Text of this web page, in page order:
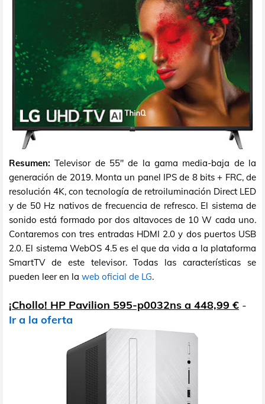
Resumen: Televisor de 55" de la gama media-baja de la
generación de 2019. Monta un panel IPS de 8 bits + FRC, de
resolución 4K, con tecnología de retroiluminación Direct LED
y de 50 Hz nativos de frecuencia de refresco. El sistema de
sonido está formado por dos altavoces de 10 W cada uno.
Contaremos con tres entradas HDMI 2.0 y dos puertos USB
2.0. El sistema WebOS 4.5 es el que da vida a la plataforma
SmartTV de este televisor. Todas las características se
pueden leer en la web oficial de LG.
¡Chollo! HP Pavilion 595-p0032ns a 448,99 € -
Ir a la oferta